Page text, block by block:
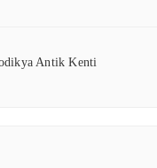
Antik Kenti